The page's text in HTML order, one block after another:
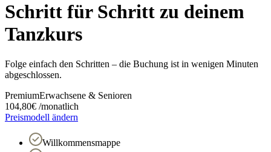
Schritt für Schritt zu deinem
Tanzkurs
Folge einfach den Schritten – die Buchung ist in wenigen Minuten
abgeschlossen.
PremiumErwachsene & Senioren
104,80€ /monatlich
Preismodell ändern
Willkommensmappe